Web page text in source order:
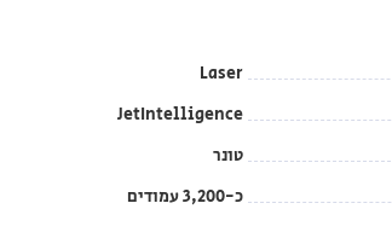
Laser
JetIntelligence
טונר
כ-3,200 עמודים